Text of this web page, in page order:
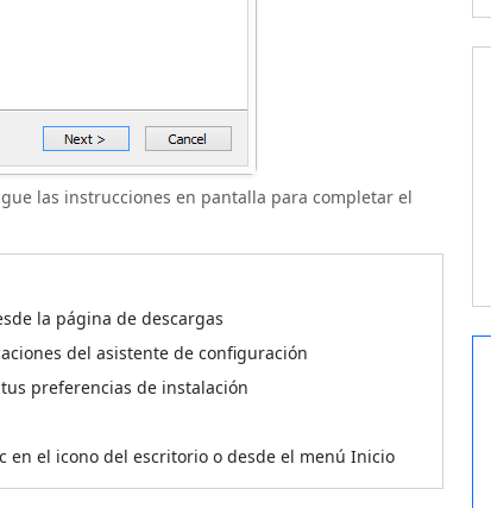
las instrucciones en pantalla para completar el
la página de descargas
del asistente de configuración
preferencias de instalación
en el icono del escritorio o desde el menú Inicio